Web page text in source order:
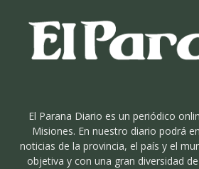
El Parana Diario es un periódico
Misiones. En nuestro diario podrá
noticias de la provincia, el país y el
objetiva y con una gran diversidad